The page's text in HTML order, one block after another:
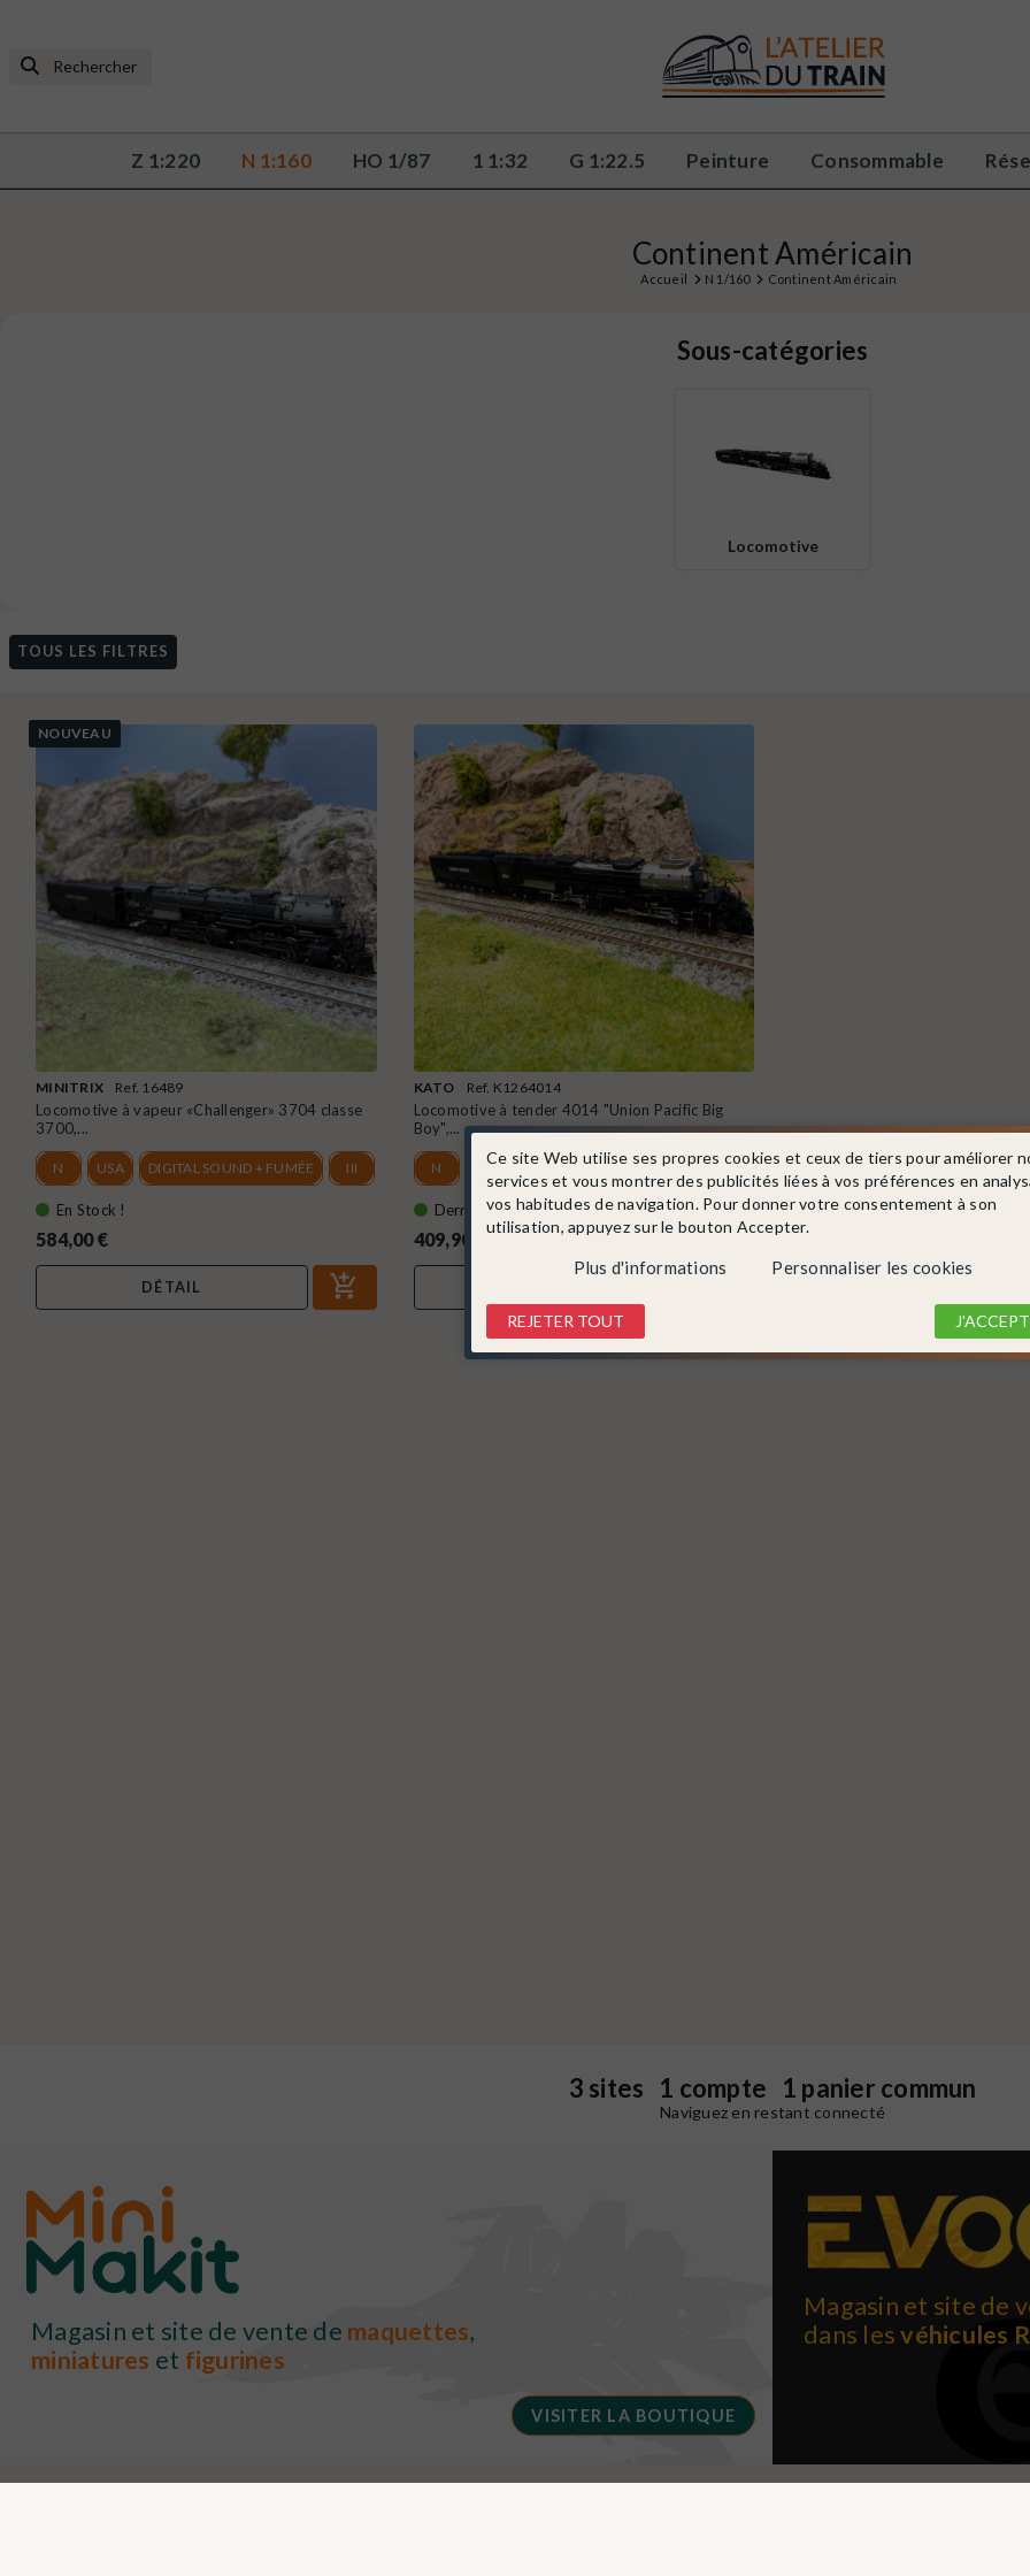
Z 1:220 N 1:160 HO 1/87 1 1:32 G 1:22.5 Peinture Consommable
Continent Américain
Accueil N 1/160 Continent Américain
Sous-catégories
Locomotive
TOUS LES FILTRES
NOUVEAU
MINITRIX Ref. 16489
Locomotive à vapeur «Challenger» 3704 classe
3700,...
N USA DIGITAL SOUND + FUMÉE III
En Stock !
584,00 €
DÉTAIL
KATO Ref. K1264014
Locomotive à tender 4014 "Union Pacific Big
Boy",...
N ANALOGIQUE IV
Dernier article
409,90 €
3 sites 1 compte 1 panier commun
Naviguez en restant connecté
Magasin et site de vente de maquettes,
miniatures et figurines
VISITER LA BOUTIQUE
Magasin et site de
dans lesvéhicules
Ce site Web utilise ses propres cookies et ceux de tiers pour améliorer
services et vous montrer des publicités liées à vos préférences en
vos habitudes de navigation. Pour donner votre consentement à son
utilisation, appuyez sur le bouton Accepter.
Plus d'informations Personnaliser les cookies
REJETER TOUT